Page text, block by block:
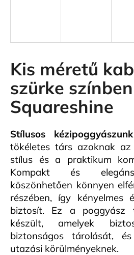
Kis méretű
szürke színben
Squareshine
Stílusos
tökéletes társ azoknak
stílus és a praktikum
Kompakt és
köszönhetően könnyen
részében, így kényelmes
biztosít. Ez a poggyász
készült, amelyek
biztonságos tárolását,
utazási körülményeknek.
j
n
l
j
u
k
KIS
MÉRETŰ
KABINBŐRÖND
KÉK
SZÍNBEN
PREMIUM
19
500
Ft